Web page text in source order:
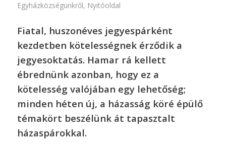
Egyházközségünkről, Nyitóoldal
Fiatal, huszonéves jegyespárként
kezdetben kötelességnek érződik a
jegyesoktatás. Hamar rá kellett
ébrednünk azonban, hogy ez a
kötelesség valójában egy lehetőség;
minden héten új, a házasság köré épülő
témakört beszélünk át tapasztalt
házaspárokkal.